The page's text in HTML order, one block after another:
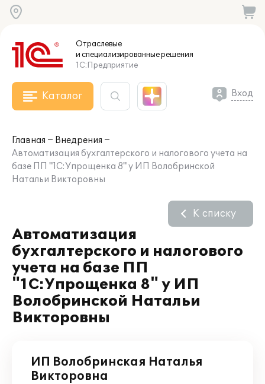
Отраслевые
и специализированныерешения
1С:Предприятие
Каталог Вход
Главная
Внедрения
Автоматизация бухгалтерского и налогового учета на
базе ПП "1С:Упрощенка 8" у ИП Волобринской
Натальи Викторовны
Автоматизация
бухгалтерского и налогового
учета на базе ПП
"1С:Упрощенка 8" у ИП
Волобринской Натальи
Викторовны
К списку
ИП Волобринская Наталья
Викторовна